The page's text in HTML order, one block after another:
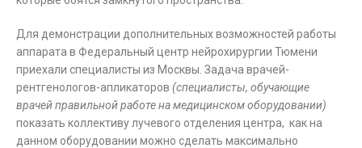
Для демонстрации дополнительных возможностей работы
аппарата в Федеральный центр нейрохирургии Тюмени
приехали специалисты из Москвы. Задача врачей-
рентгенологов-апликаторов (специалисты, обучающие
врачей правильной работе на медицинском оборудовании)
показать коллективу лучевого отделения центра, как на
данном оборудовании можно сделать максимально